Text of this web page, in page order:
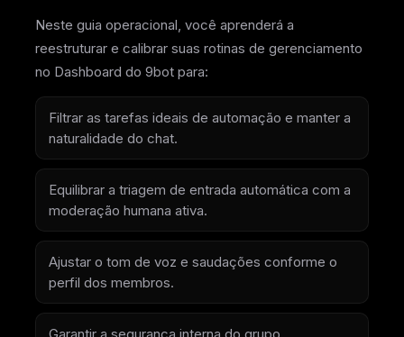
Neste guia operacional, você aprenderá a
reestruturar e calibrar suas rotinas de gerenciamento
no Dashboard do 9bot para:
Filtrar as tarefas ideais de automação e manter a
naturalidade do chat.
Equilibrar a triagem de entrada automática com a
moderação humana ativa.
Ajustar o tom de voz e saudações conforme o
perfil dos membros.